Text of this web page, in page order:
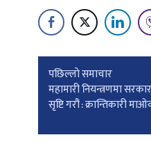
Post
navigation
पछिल्लाे समाचार
महामारी नियन्त्रणमा
सृष्टि गरौं : क्रान्तिकारी